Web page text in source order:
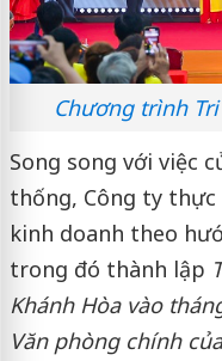
Chương trình
Song song với việc
thống, Công ty
kinh doanh theo
trong đó thành lập
Khánh Hòa vào
Văn phòng chính